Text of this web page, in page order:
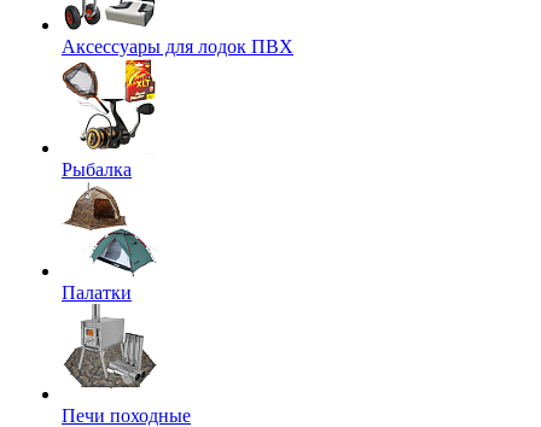
Аксессуары для лодок ПВХ
Рыбалка
Палатки
Печи походные